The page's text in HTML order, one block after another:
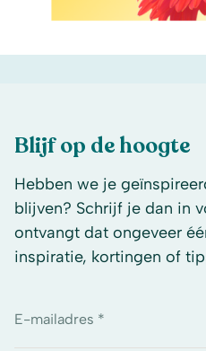
Blijf op de hoogte
Hebben we je
blijven? Schrijf je dan in
ontvangt dat ongeveer
inspiratie, kortingen of
E-mailadres *